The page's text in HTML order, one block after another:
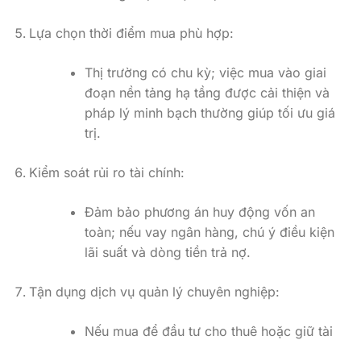
Thị trường có chu kỳ; việc mua vào giai
pháp lý minh bạch thường giúp tối ưu giá
trị.
Kiểm soát rủi ro tài chính:
Đảm bảo phương án huy động vốn an
lãi suất và dòng tiền trả nợ.
Tận dụng dịch vụ quản lý chuyên nghiệp:
Nếu mua để đầu tư cho thuê hoặc giữ tài
chuyên nghiệp giúp bảo toàn tài sản và